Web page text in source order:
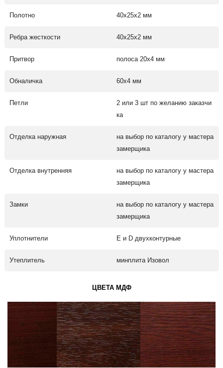
Полотно 40х25х2 мм
Ребра жесткости 40х25х2 мм
Притвор полоса 20х4 мм
Обналичка 60х4 мм
Петли
2 или 3 шт по желанию заказчи
ка
Отделка наружная
на выбор по каталогу у мастера
замерщика
Отделка внутренняя
на выбор по каталогу у мастера
замерщика
Замки
на выбор по каталогу у мастера
замерщика
Уплотнители Е и D двухконтурные
Утеплитель минплита Изовол
ЦВЕТА МДФ